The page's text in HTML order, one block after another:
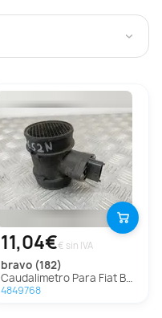
›
11,04€€ sin IVA
bravo (182)
Caudalimetro Para Fiat Bravo
4849768